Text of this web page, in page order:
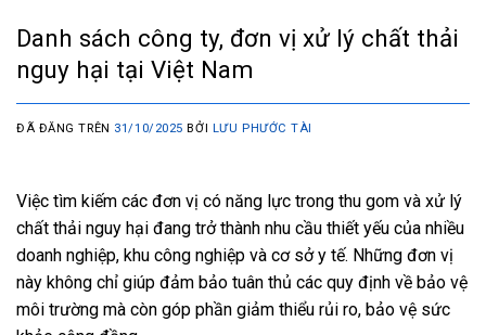
Danh sách công ty, đơn vị xử lý chất thải
nguy hại tại Việt Nam
ĐÃ ĐĂNG TRÊN 31/10/2025 BỞI LƯU PHƯỚC TÀI
Việc tìm kiếm các đơn vị có năng lực trong thu gom và xử lý
chất thải nguy hại đang trở thành nhu cầu thiết yếu của nhiều
doanh nghiệp, khu công nghiệp và cơ sở y tế. Những đơn vị
này không chỉ giúp đảm bảo tuân thủ các quy định về bảo vệ
môi trường mà còn góp phần giảm thiểu rủi ro, bảo vệ sức